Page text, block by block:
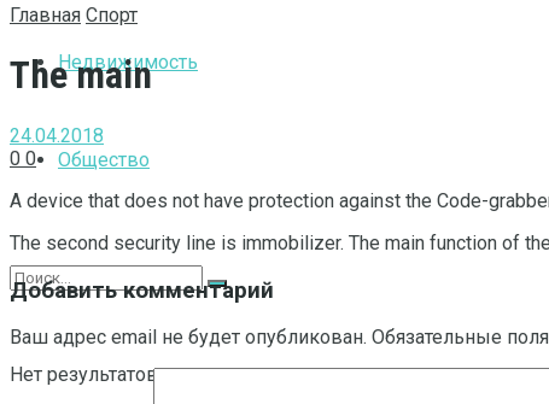
Недвижимость
Общество
Нет результатов
Главная Спорт
The main
24.04.2018
0 0
A device that does not have protection against the Code-
The second security line is immobilizer. The main function of
Добавить комментарий
Ваш адрес email не будет опубликован. Обязательные